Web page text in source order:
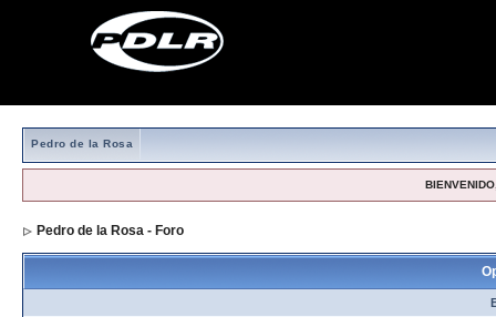
Pedro de la Rosa
Pedro de la Rosa - Foro